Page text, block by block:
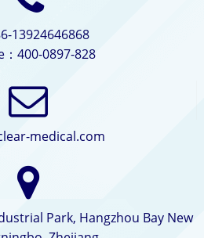
13924646868
400-0897-828
medical.com
Park, Hangzhou Bay New